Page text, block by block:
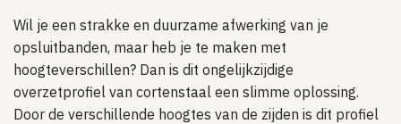
Wil je een strakke en duurzame afwerking van je
opsluitbanden, maar heb je te maken met
hoogteverschillen? Dan is dit ongelijkzijdige
overzetprofiel van cortenstaal een slimme oplossing.
Door de verschillende hoogtes van de zijden is dit profiel